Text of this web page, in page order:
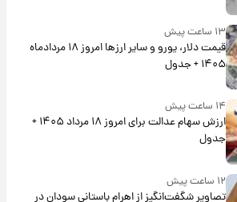
۱۳ ساعت پیش
قیمت دلار، یورو و سایر ارزها امروز ۱۸ مردادماه
۱۴۰۵ + جدول
۱۴ ساعت پیش
ارزش سهام عدالت برای امروز ۱۸ مرداد ۱۴۰۵ +
جدول
۱۲ ساعت پیش
تصاویر شگفت‌انگیز از اهرام باستانی سودان در